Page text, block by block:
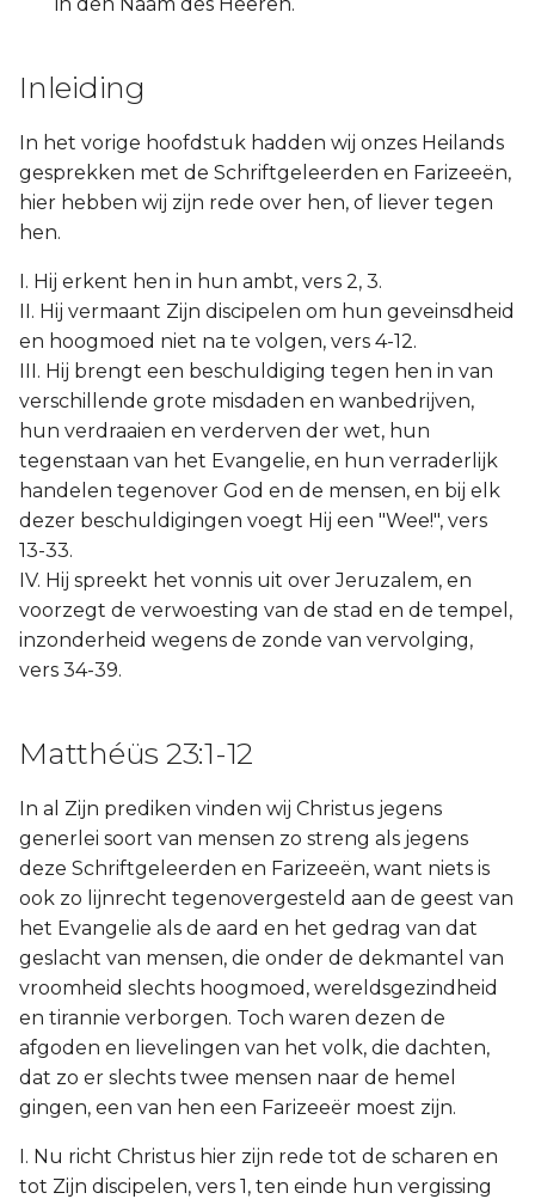
Inleiding
In het vorige hoofdstuk hadden wij onzes Heilands
gesprekken met de Schriftgeleerden en Farizeeën,
hier hebben wij zijn rede over hen, of liever tegen
hen.
I. Hij erkent hen in hun ambt, vers 2, 3.
II. Hij vermaant Zijn discipelen om hun geveinsdheid
en hoogmoed niet na te volgen, vers 4-12.
III. Hij brengt een beschuldiging tegen hen in van
verschillende grote misdaden en wanbedrijven,
hun verdraaien en verderven der wet, hun
tegenstaan van het Evangelie, en hun verraderlijk
handelen tegenover God en de mensen, en bij elk
dezer beschuldigingen voegt Hij een "Wee!", vers
13-33.
IV. Hij spreekt het vonnis uit over Jeruzalem, en
voorzegt de verwoesting van de stad en de tempel,
inzonderheid wegens de zonde van vervolging,
vers 34-39.
Matthéüs 23:1-12
In al Zijn prediken vinden wij Christus jegens
generlei soort van mensen zo streng als jegens
deze Schriftgeleerden en Farizeeën, want niets is
ook zo lijnrecht tegenovergesteld aan de geest van
het Evangelie als de aard en het gedrag van dat
geslacht van mensen, die onder de dekmantel van
vroomheid slechts hoogmoed, wereldsgezindheid
en tirannie verborgen. Toch waren dezen de
afgoden en lievelingen van het volk, die dachten,
dat zo er slechts twee mensen naar de hemel
gingen, een van hen een Farizeeër moest zijn.
I. Nu richt Christus hier zijn rede tot de scharen en
tot Zijn discipelen, vers 1, ten einde hun vergissing